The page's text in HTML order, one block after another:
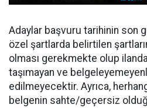
Adaylar başvuru tarihinin son
özel şartlarda belirtilen
olması gerekmekte olup
taşımayan ve
edilmeyecektir. Ayrıca,
belgenin sahte/geçersiz